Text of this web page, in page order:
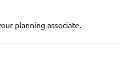
planning associate.